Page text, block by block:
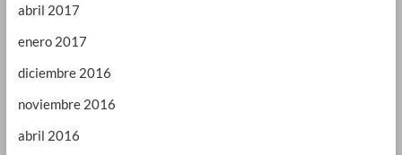
abril 2017
enero 2017
diciembre 2016
noviembre 2016
abril 2016